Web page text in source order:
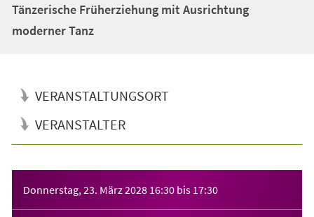
Tänzerische Früherziehung mit Ausrichtung
moderner Tanz
VERANSTALTUNGSORT
VERANSTALTER
Donnerstag, 23. März 2028 16:30 bis 17:30